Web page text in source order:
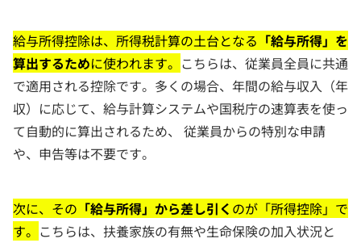
給与所得控除は、所得税計算の土台となる 「給与所得」を
算出するために使われます。 こちらは、従業員全員に共通
で適用される控除です。多くの場合、年間の給与収入（年
収）に応じて、給与計算システムや国税庁の速算表を使っ
て自動的に算出されるため、 従業員からの特別な申請
や、申告等は不要です。
次に、その 「給与所得」から差し引く のが「所得控除」で
す。 こちらは、扶養家族の有無や生命保険の加入状況と